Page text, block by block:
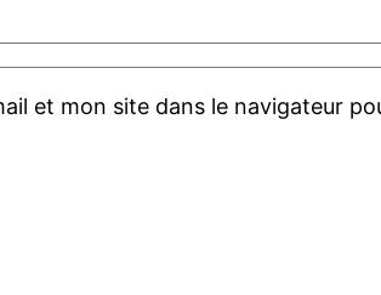
et mon site dans le navigateur